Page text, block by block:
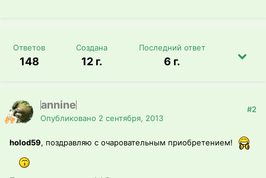
Ответов
148
Создана
12 г.
Последний ответ
6 г.
annine
Опубликовано 2 сентября, 2013
#2
holod59, поздравляю с очаровательным приобретением!